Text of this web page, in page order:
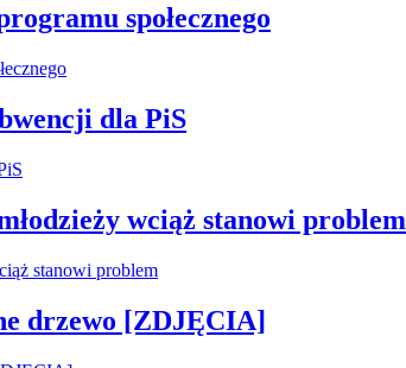
społecznego
dla PiS
wciąż stanowi problem
drzewo [ZDJĘCIA]